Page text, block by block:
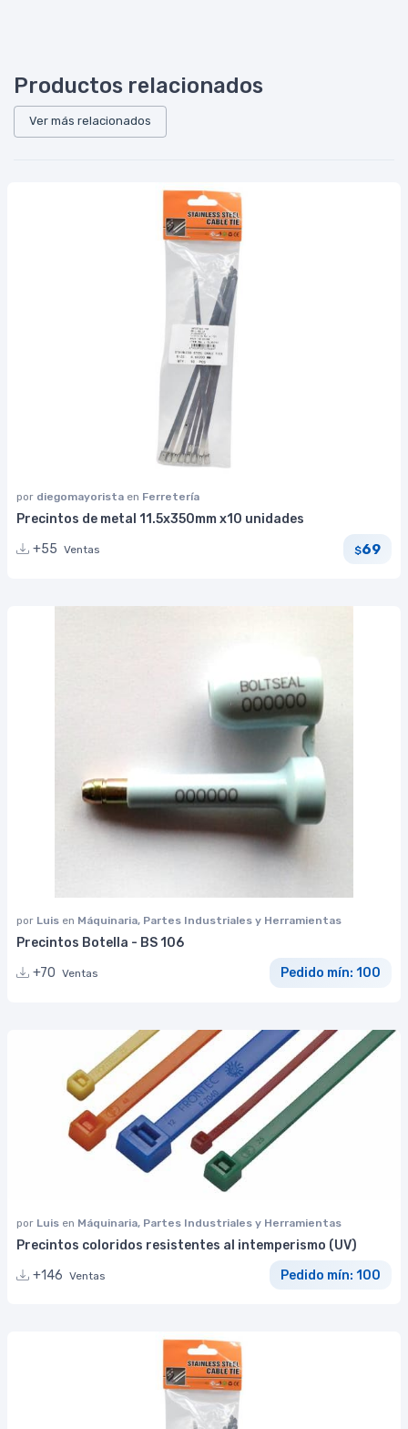
Productos relacionados
Ver más relacionados
por diegomayorista en Ferretería
Precintos de metal 11.5x350mm x10 unidades
+55 Ventas $69
por Luis en Máquinaria, Partes Industriales y Herramientas
Precintos Botella - BS 106
+70 Ventas Pedido mín: 100
por Luis en Máquinaria, Partes Industriales y Herramientas
Precintos coloridos resistentes al intemperismo (UV)
+146 Ventas Pedido mín: 100